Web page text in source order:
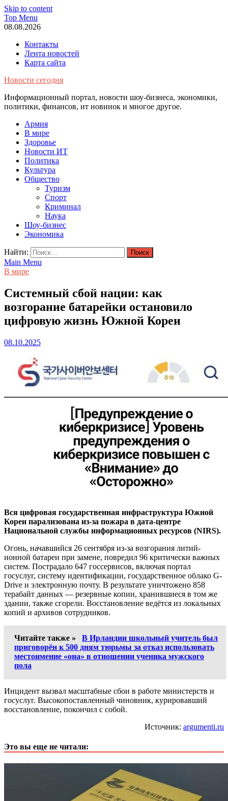
Skip to content
Top Menu
08.08.2026
Контакты
Лента новостей
Карта сайта
Новости сегодня
Информационный портал, новости шоу-бизнеса, экономики,
политики, финансов, ит новинок и многое другое.
Армия
В мире
Здоровье
Новости ИТ
Политика
Культура
Общество
Туризм
Спорт
Криминал
Наука
Шоу-бизнес
Экономика
Найти:
Main Menu
В мире
Системный сбой нации: как
возгорание батарейки остановило
цифровую жизнь Южной Кореи
08.10.2025
Вся цифровая государственная инфраструктура Южной
Кореи парализована из-за пожара в дата-центре
Национальной службы информационных ресурсов (NIRS).
Огонь, начавшийся 26 сентября из-за возгорания литий-
ионной батареи при замене, повредил 96 критически важных
систем. Пострадало 647 госсервисов, включая портал
госуслуг, систему идентификации, государственное облако G-
Drive и электронную почту. В результате уничтожено 858
терабайт данных — резервные копии, хранившиеся в том же
здании, также сгорели. Восстановление ведётся из локальных
копий и архивов сотрудников.
Читайте также »
В Ирландии школьный учитель был
приговорён к 500 дням тюрьмы за отказ использовать
местоимение «она» в отношении ученика мужского
пола
Инцидент вызвал масштабные сбои в работе министерств и
госуслуг. Высокопоставленный чиновник, курировавший
восстановление, покончил с собой.
Источник: argumenti.ru
Это вы еще не читали: